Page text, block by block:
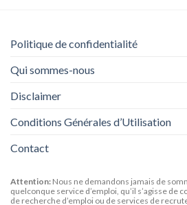
Politique de confidentialité
Qui sommes-nous
Disclaimer
Conditions Générales d’Utilisation
Contact
Attention: Nous ne demandons jamais de
quelconque service d’emploi, qu’il s’agisse de
de recherche d’emploi ou de services de